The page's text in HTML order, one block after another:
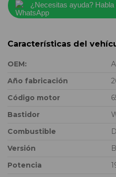
¿Necesitas ayuda?
Características del
OEM:
Año fabricación
Código motor
Bastidor
Combustible
Versión
Potencia